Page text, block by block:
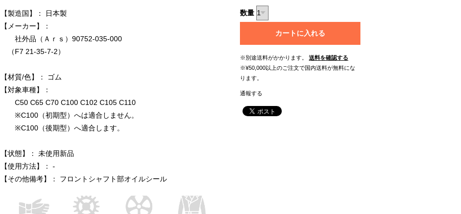
【製造国】： 日本製
【メーカー】：
社外品（Ａｒｓ）90752-035-000
（F7 21-35-7-2）
【材質/色】： ゴム
【対象車種】：
C50 C65 C70 C100 C102 C105 C110
※C100（初期型）へは適合しません。
※C100（後期型）へ適合します。
【状態】： 未使用新品
【使用方法】： -
【その他備考】： フロントシャフト部オイルシール
数量
カートに入れる
※別途送料がかかります。
送料を確認する
※¥50,000以上のご注文で国内送料が無料にな
ります。
通報する